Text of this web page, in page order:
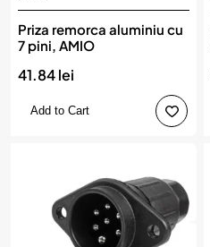
Priza remorca aluminiu cu
7 pini, AMIO
41.84 lei
Add to Cart